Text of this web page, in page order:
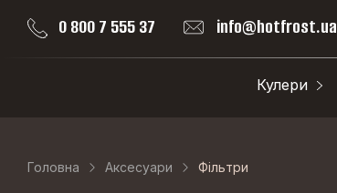
0 800 7 555 37 info@hotfrost.ua
Кулери
Головна Аксесуари Фільтри